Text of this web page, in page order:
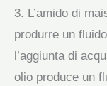
3. L’amido di
produrre un
l’aggiunta di
olio produce un